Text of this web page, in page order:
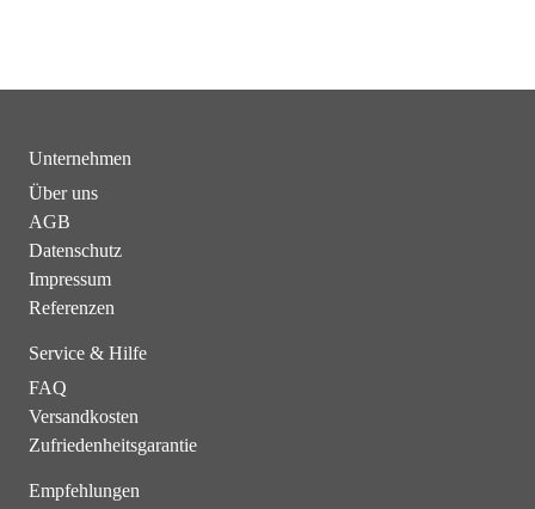
Unternehmen
Über uns
AGB
Datenschutz
Impressum
Referenzen
Service & Hilfe
FAQ
Versandkosten
Zufriedenheitsgarantie
Empfehlungen